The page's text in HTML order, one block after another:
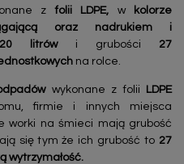
zfolii LDPE, wkolorze
oraz nadrukiem i
litrów i grubości 27
na rolce.
wykonane z folii LDPE
firmie i innych miejsca
worki na śmieci mają grubość
się tym że ich grubość to 27
wytrzymałość.